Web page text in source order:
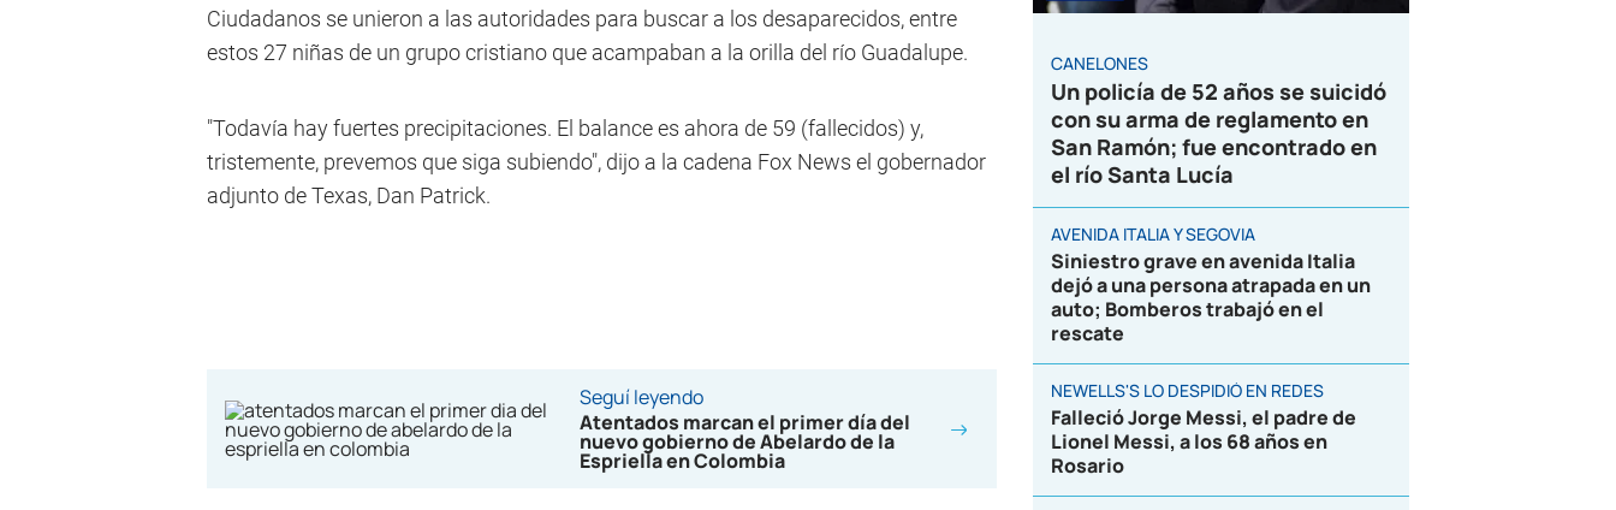
Ciudadanos se unieron a las autoridades para buscar a los desaparecidos, entre
estos 27 niñas de un grupo cristiano que acampaban a la orilla del río Guadalupe.
"Todavía hay fuertes precipitaciones. El balance es ahora de 59 (fallecidos) y,
tristemente, prevemos que siga subiendo", dijo a la cadena Fox News el gobernador
adjunto de Texas, Dan Patrick.
Seguí leyendo
Atentados marcan el primer día del
nuevo gobierno de Abelardo de la
Espriella en Colombia
CANELONES
Un policía de 52 años se suicidó
con su arma de reglamento en
San Ramón; fue encontrado en
el río Santa Lucía
AVENIDA ITALIA Y SEGOVIA
Siniestro grave en avenida Italia
dejó a una persona atrapada en un
auto; Bomberos trabajó en el
rescate
NEWELLS'S LO DESPIDIÓ EN REDES
Falleció Jorge Messi, el padre de
Lionel Messi, a los 68 años en
Rosario